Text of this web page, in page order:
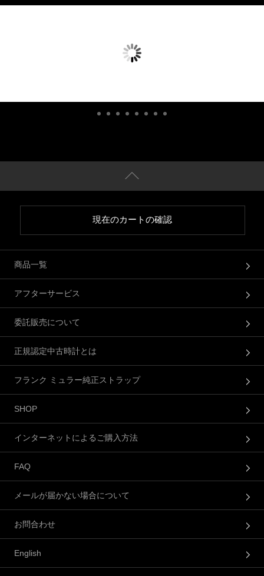
現在のカートの確認
商品一覧
アフターサービス
委託販売について
正規認定中古時計とは
フランク ミュラー純正ストラップ
SHOP
インターネットによるご購入方法
FAQ
メールが届かない場合について
お問合わせ
English